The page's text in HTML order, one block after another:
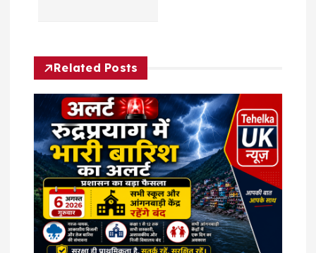
a
t
o
n
Related Posts